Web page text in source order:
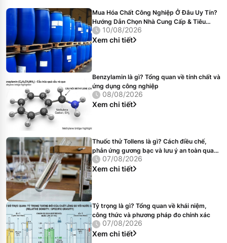
Mua Hóa Chất Công Nghiệp Ở Đâu Uy Tín?
Hướng Dẫn Chọn Nhà Cung Cấp & Tiêu
Chuẩn Chất Lượng
10/08/2026
Xem chi tiết
Benzylamin là gì? Tổng quan về tính chất và
ứng dụng công nghiệp
08/08/2026
Xem chi tiết
Thuốc thử Tollens là gì? Cách điều chế,
phản ứng gương bạc và lưu ý an toàn quan
trọng07/08/2026
Xem chi tiết
Tỷ trọng là gì? Tổng quan về khái niệm,
công thức và phương pháp đo chính xác
07/08/2026
Xem chi tiết